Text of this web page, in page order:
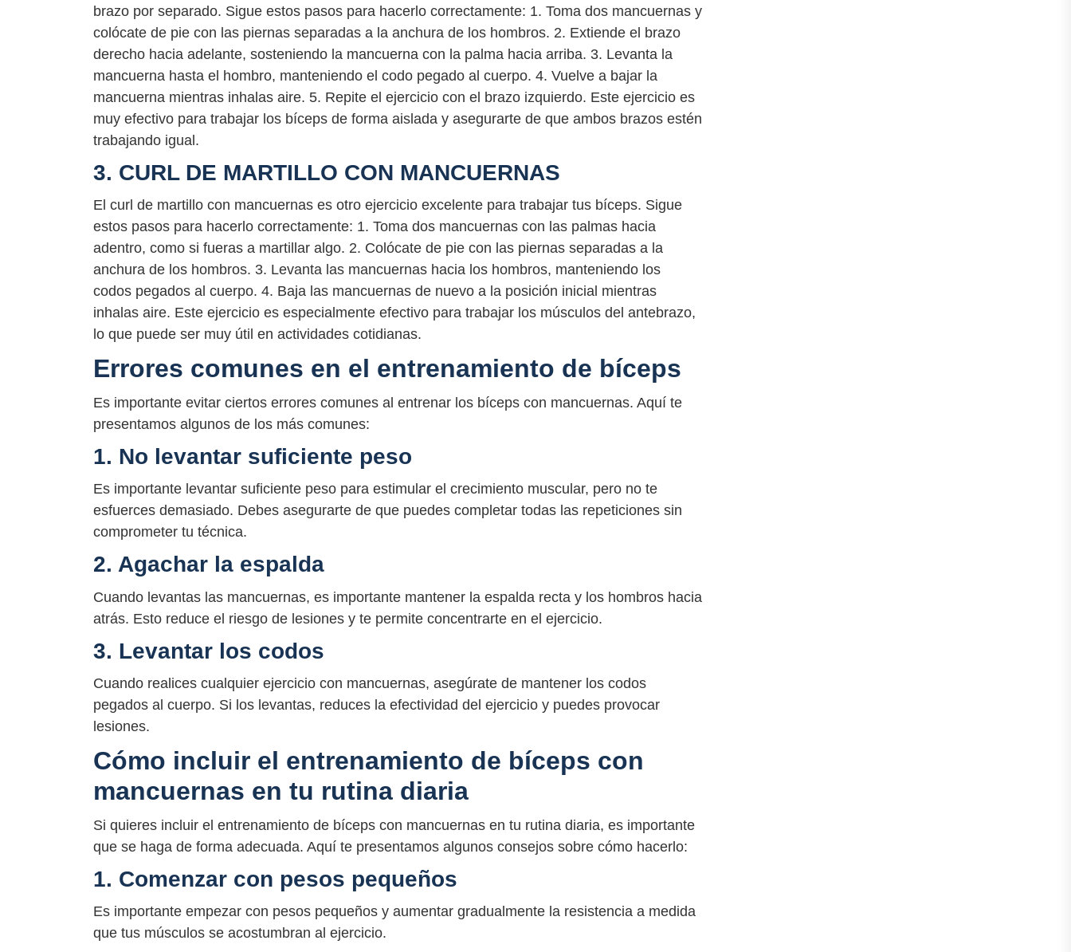
brazo por separado. Sigue estos pasos para hacerlo correctamente: 1. Toma dos mancuernas y
colócate de pie con las piernas separadas a la anchura de los hombros. 2. Extiende el brazo
derecho hacia adelante, sosteniendo la mancuerna con la palma hacia arriba. 3. Levanta la
mancuerna hasta el hombro, manteniendo el codo pegado al cuerpo. 4. Vuelve a bajar la
mancuerna mientras inhalas aire. 5. Repite el ejercicio con el brazo izquierdo. Este ejercicio es
muy efectivo para trabajar los bíceps de forma aislada y asegurarte de que ambos brazos estén
trabajando igual.
3. CURL DE MARTILLO CON MANCUERNAS
El curl de martillo con mancuernas es otro ejercicio excelente para trabajar tus bíceps. Sigue
estos pasos para hacerlo correctamente: 1. Toma dos mancuernas con las palmas hacia
adentro, como si fueras a martillar algo. 2. Colócate de pie con las piernas separadas a la
anchura de los hombros. 3. Levanta las mancuernas hacia los hombros, manteniendo los
codos pegados al cuerpo. 4. Baja las mancuernas de nuevo a la posición inicial mientras
inhalas aire. Este ejercicio es especialmente efectivo para trabajar los músculos del antebrazo,
lo que puede ser muy útil en actividades cotidianas.
Errores comunes en el entrenamiento de bíceps
Es importante evitar ciertos errores comunes al entrenar los bíceps con mancuernas. Aquí te
presentamos algunos de los más comunes:
1. No levantar suficiente peso
Es importante levantar suficiente peso para estimular el crecimiento muscular, pero no te
esfuerces demasiado. Debes asegurarte de que puedes completar todas las repeticiones sin
comprometer tu técnica.
2. Agachar la espalda
Cuando levantas las mancuernas, es importante mantener la espalda recta y los hombros hacia
atrás. Esto reduce el riesgo de lesiones y te permite concentrarte en el ejercicio.
3. Levantar los codos
Cuando realices cualquier ejercicio con mancuernas, asegúrate de mantener los codos
pegados al cuerpo. Si los levantas, reduces la efectividad del ejercicio y puedes provocar
lesiones.
Cómo incluir el entrenamiento de bíceps con
mancuernas en tu rutina diaria
Si quieres incluir el entrenamiento de bíceps con mancuernas en tu rutina diaria, es importante
que se haga de forma adecuada. Aquí te presentamos algunos consejos sobre cómo hacerlo:
1. Comenzar con pesos pequeños
Es importante empezar con pesos pequeños y aumentar gradualmente la resistencia a medida
que tus músculos se acostumbran al ejercicio.